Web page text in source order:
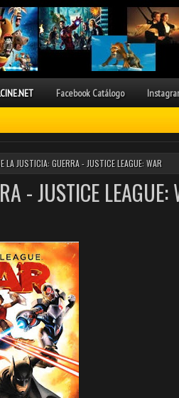
Facebook Catálogo
LA JUSTICIA: GUERRA - JUSTICE LEAGUE: WAR
- JUSTICE LEAGUE: